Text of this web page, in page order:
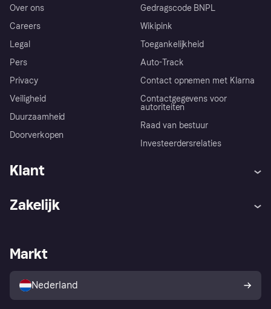
Over ons
Careers
Legal
Pers
Privacy
Veiligheid
Duurzaamheid
Doorverkopen
Gedragscode BNPL
Wikipink
Toegankelijkheid
Auto-Track
Contact opnemen met Klarna
Contactgegevens voor
autoriteiten
Raad van bestuur
Investeerdersrelaties
Klant
Winkeloverzicht
Kopersbescherming voor
consumenten
Zakelijk
Zakelijke login
Markt
Nederland